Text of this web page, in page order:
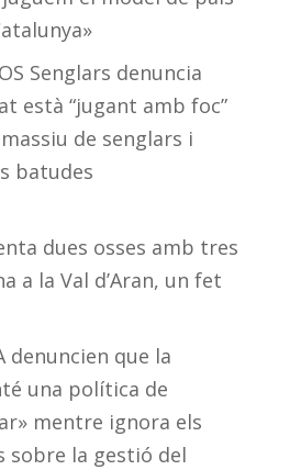
Senglars denuncia
està “jugant amb foc”
de senglars i
batudes
dues osses amb tres
a la Val d’Aran, un fet
denuncien que la
una política de
mentre ignora els
sobre la gestió del